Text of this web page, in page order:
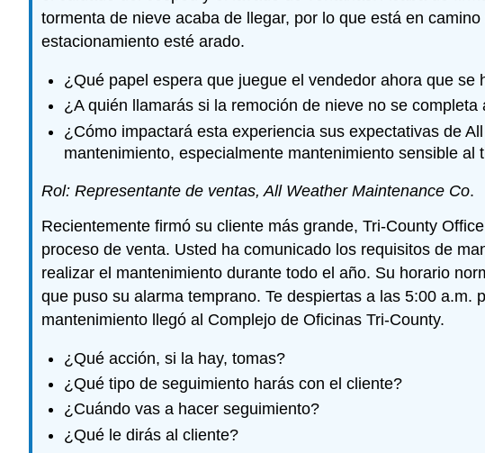
tormenta de nieve acaba de llegar, por lo que está en
estacionamiento esté arado.
¿Qué papel espera que juegue el vendedor ahora que se
¿A quién llamarás si la remoción de nieve no se completa
¿Cómo impactará esta experiencia sus expectativas de
mantenimiento, especialmente mantenimiento sensible al
Rol: Representante de ventas, All Weather Maintenance Co.
Recientemente firmó su cliente más grande, Tri-County
proceso de venta. Usted ha comunicado los requisitos de
realizar el mantenimiento durante todo el año. Su horario
que puso su alarma temprano. Te despiertas a las 5:00
mantenimiento llegó al Complejo de Oficinas Tri-County.
¿Qué acción, si la hay, tomas?
¿Qué tipo de seguimiento harás con el cliente?
¿Cuándo vas a hacer seguimiento?
¿Qué le dirás al cliente?